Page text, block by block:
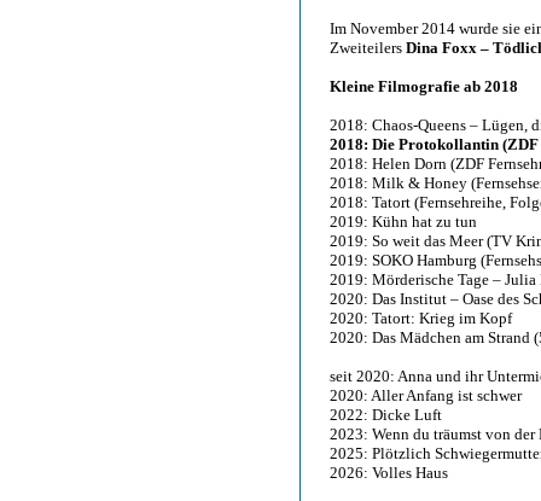
Im November 2014 wurde sie
Zweiteilers Dina Foxx –
Kleine Filmografie ab 2018
2018: Chaos-Queens – Lügen,
2018: Die Protokollantin
2018: Helen Dorn (ZDF
2018: Milk & Honey
2018: Tatort (Fernsehreihe,
2019: Kühn hat zu tun
2019: So weit das Meer (TV
2019: SOKO Hamburg
2019: Mörderische Tage –
2020: Das Institut – Oase des
2020: Tatort: Krieg im Kopf
2020: Das Mädchen am Strand
seit 2020: Anna und ihr
2020: Aller Anfang ist schwer
2022: Dicke Luft
2023: Wenn du träumst von der
2025: Plötzlich
2026: Volles Haus